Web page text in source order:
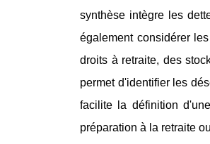
synthèse intègre les
également considérer
droits à retraite, des
permet d'identifier les
facilite la définition
préparation à la retraite